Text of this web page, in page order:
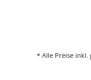
* Alle Preise inkl.